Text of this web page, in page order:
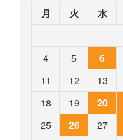
月 火 水
4
5 6
11
12 13
18
19 20
25
26 27